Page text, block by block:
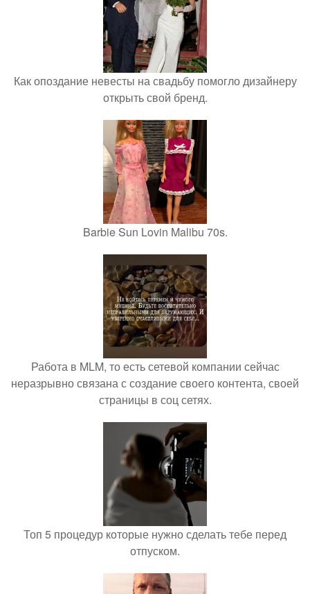
Как опоздание невесты на свадьбу помогло дизайнеру
открыть свой бренд.
Barbie Sun Lovin Malibu 70s.
Работа в MLM, то есть сетевой компании сейчас
неразрывно связана с создание своего контента, своей
страницы в соц сетях.
Топ 5 процедур которые нужно сделать тебе перед
отпуском.